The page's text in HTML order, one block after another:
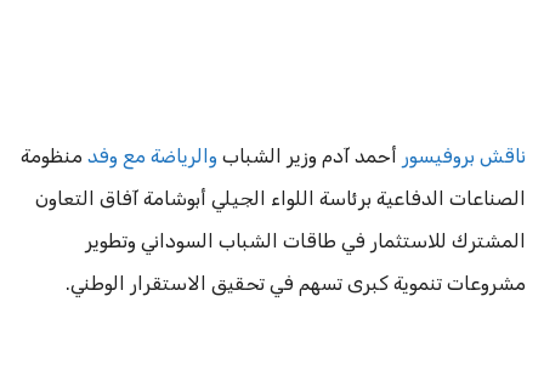
ناقش بروفيسور أحمد آدم وزير الشباب والرياضة مع وفد منظومة
الصناعات الدفاعية برئاسة اللواء الجيلي أبوشامة آفاق التعاون
المشترك للاستثمار في طاقات الشباب السوداني وتطوير
مشروعات تنموية كبرى تسهم في تحقيق الاستقرار الوطني.